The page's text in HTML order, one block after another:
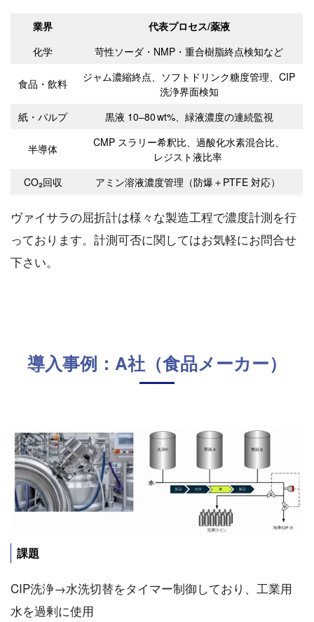
業界
代表プロセス/薬液
化学
苛性ソーダ・NMP・重合樹脂終点検知など
食品・飲料
ジャム濃縮終点、ソフトドリンク糖度管理、CIP
洗浄界面検知
紙・パルプ
黒液 10–80 wt%、緑液濃度の連続監視
半導体
CMP スラリー希釈比、過酸化水素混合比、
レジスト液比率
CO₂回収
アミン溶液濃度管理（防爆＋PTFE 対応）
ヴァイサラの屈折計は様々な製造工程で濃度計測を行
っております。計測可否に関してはお気軽にお問合せ
下さい。
導入事例：A社（食品メーカー）
課題
CIP洗浄→水洗切替をタイマー制御しており、工業用
水を過剰に使用